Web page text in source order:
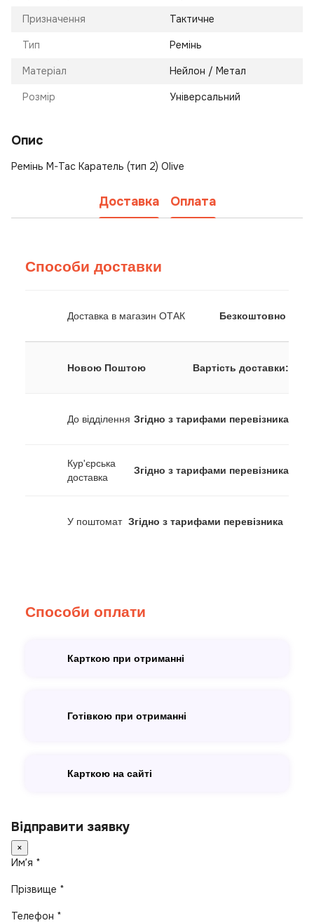
Призначення Тактичне
Тип Ремінь
Матеріал Нейлон / Метал
Розмір Універсальний
Опис
Ремінь M-Tac Каратель (тип 2) Olive
Доставка Оплата
Способи доставки
Доставка в магазин ОТАК Безкоштовно
Новою Поштою Вартість доставки:
До відділення Згідно з тарифами перевізника
Кур'єрська
доставка
Згідно з тарифами перевізника
У поштомат Згідно з тарифами перевізника
Способи оплати
Карткою при отриманні
Готівкою при отриманні
Карткою на сайті
Відправити заявку
×
Имʼя *
Прізвище *
Телефон *